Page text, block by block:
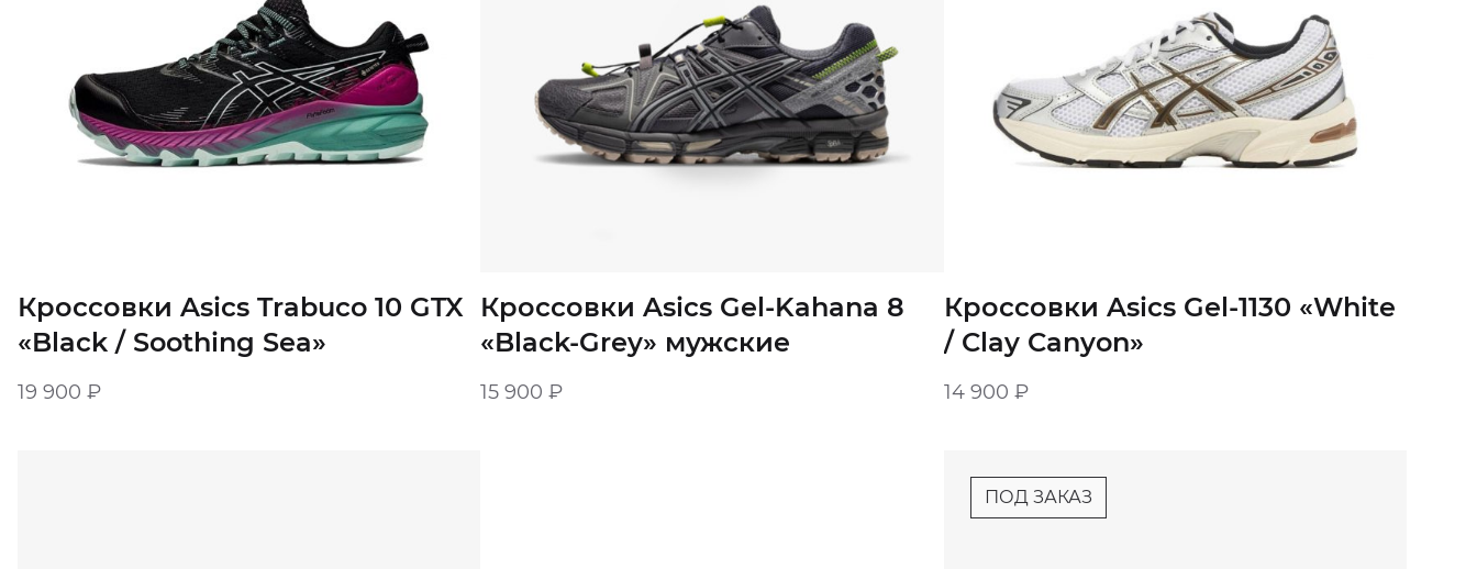
Кроссовки Asics Trabuco 10 GTX
«Black / Soothing Sea»
19 900 ₽
Кроссовки Asics Gel-Kahana 8
«Black-Grey» мужские
15 900₽
Кроссовки Asics Gel-1130 «White
/ Clay Canyon»
14 900 ₽
ПОД ЗАКАЗ